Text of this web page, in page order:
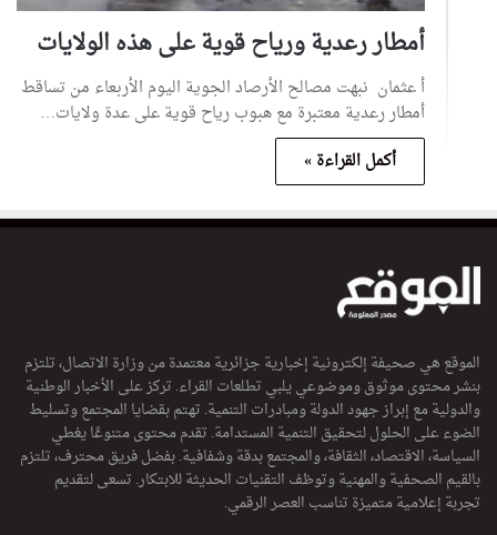
أمطار رعدية ورياح قوية على هذه الولايات
أ عثمان نبهت مصالح الأرصاد الجوية اليوم الأربعاء من تساقط
أمطار رعدية معتبرة مع هبوب رياح قوية على عدة ولايات…
أكمل القراءة »
الموقع هي صحيفة إلكترونية إخبارية جزائرية معتمدة من وزارة الاتصال، تلتزم
بنشر محتوى موثوق وموضوعي يلبي تطلعات القراء. تركز على الأخبار الوطنية
والدولية مع إبراز جهود الدولة ومبادرات التنمية. تهتم بقضايا المجتمع وتسليط
الضوء على الحلول لتحقيق التنمية المستدامة. تقدم محتوى متنوعًا يغطي
السياسة، الاقتصاد، الثقافة، والمجتمع بدقة وشفافية. بفضل فريق محترف، تلتزم
بالقيم الصحفية والمهنية وتوظف التقنيات الحديثة للابتكار. تسعى لتقديم
تجربة إعلامية متميزة تناسب العصر الرقمي.